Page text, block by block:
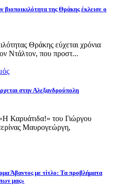
της Θράκης έκλεισε ο
Θράκης εύχεται χρόνια
Ντάλτον, που προστ...
στην Αλεξανδρούπολη
Καρυάτιδα!» του Γιώργου
Μαυρογεώργη,
Άβαντος με τίτλο: Τα προβλήματα
μας»